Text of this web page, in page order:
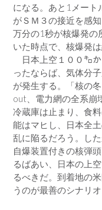
になる。あと1メート
がＳＭ３の接近を感
万分の1秒が核爆発の
いた時点で、核爆発は
日本上空１００㌔か
ったならば、気体分
が発生する。「核の
out、電力網の全系崩
冷蔵庫は止まり、食
能はマヒし、日本全
乱に陥るだろう。し
自爆装置付きの核弾
るばあい、日本の上
るべきだ。到着地の
うのが最善のシナリ